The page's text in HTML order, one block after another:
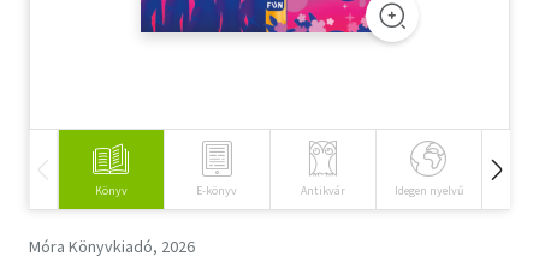
Természettudomány
Vallás
Könyv E-könyv Antikvár Idegen nyelvű
Móra Könyvkiadó, 2026